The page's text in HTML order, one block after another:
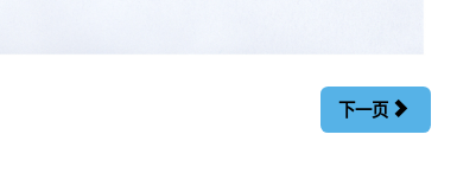
下一页